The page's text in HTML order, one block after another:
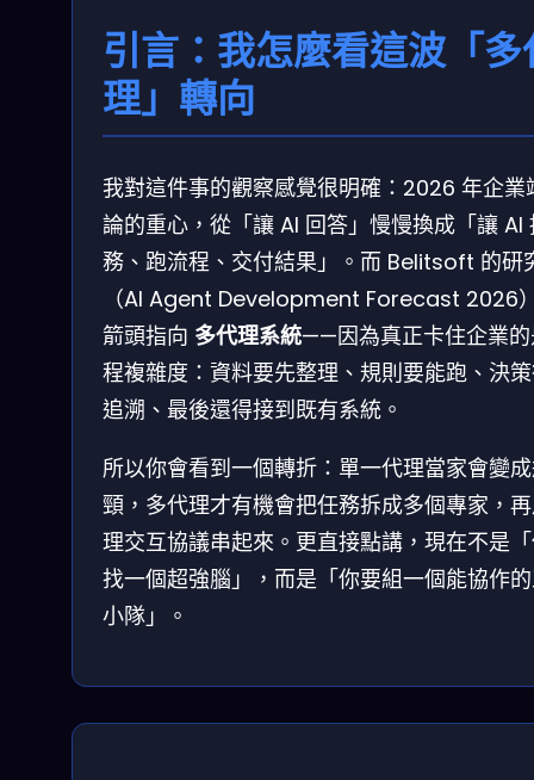
引言：我怎麼看這波「多
理」轉向
我對這件事的觀察感覺很明確：2026 年企業
論的重心，從「讓 AI 回答」慢慢換成「讓 AI
務、跑流程、交付結果」。而 Belitsoft 的研
（AI Agent Development Forecast 2026
箭頭指向 多代理系統——因為真正卡住企業
程複雜度：資料要先整理、規則要能跑、決
追溯、最後還得接到既有系統。
所以你會看到一個轉折：單一代理當家會變
頸，多代理才有機會把任務拆成多個專家，
理交互協議串起來。更直接點講，現在不是
找一個超強腦」，而是「你要組一個能協作
小隊」。